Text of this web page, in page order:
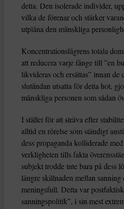
detta. Den isolerade individer,
vilka de förenar och stärker
utplåna den mänskliga
Koncentrationslägrens totala
att reducera varje fånge till ”en
likvideras och ersättas” innan de
slutändan utsatta för detta hot,
mänskliga personen som sådan
I stället för att sträva efter
alltid en rörelse som ständigt
dess propaganda kolliderade
verkligheten tills fakta
subjekt trodde inte bara på dess
längre skillnaden mellan sanning
meningsfull. Detta var
sanningspolitik”, i sin mest